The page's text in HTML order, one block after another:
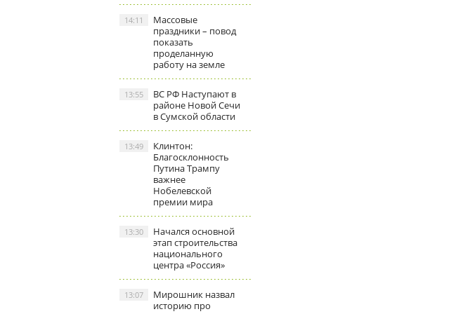
Массовые
праздники – повод
показать
проделанную
работу на земле
14:11
ВС РФ Наступают в
районе Новой Сечи
в Сумской области
13:55
Клинтон:
Благосклонность
Путина Трампу
важнее
Нобелевской
премии мира
13:49
Начался основной
этап строительства
национального
центра «Россия»
13:30
Мирошник назвал
историю про
13:07